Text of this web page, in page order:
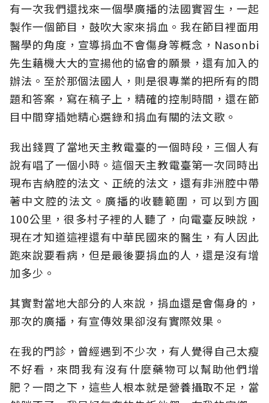
有一次我們還找來一個學廣播的法國實習生，一起
製作一個節目，鼓吹大家來捐血。我在節目裡面用
醫學的角度，宣導捐血不會傷身等概念，Nasonbi
先生藉機大大的宣揚他的協會的願景，還有加入的
辦法。至於那個法國人，則是很專業的把所有的問
題和答案，寫在稿子上，精確的控制時間，還在節
目中間穿插她精心選錄和捐血有關的法文歌。
我出錢買了當地天主教電臺的一個時段，三個人有
說有唱了一個小時。這個天主教電臺第一次同時出
現布吉納腔的法文、正統的法文，還有非洲腔中帶
著中文腔的法文。廣播的收聽範圍，可以到方圓
100公里，很多村子裡的人聽了，向電臺反映說，
現在才知道這裡還有中華民國來的醫生，有人因此
跑來說要看病，但是最後要捐血的人，還是沒有增
加多少。
其實對當地大部分的人來說，捐血還是會傷身的，
那次的廣播，有宣傳效果卻沒有實際效果。
在我的門診，曾經遇到不少次，有人覺得自己太瘦
不好看，來問我有沒有什麼藥物可以幫助他們增
肥？一問之下，這些人根本就是營養攝取不足，當